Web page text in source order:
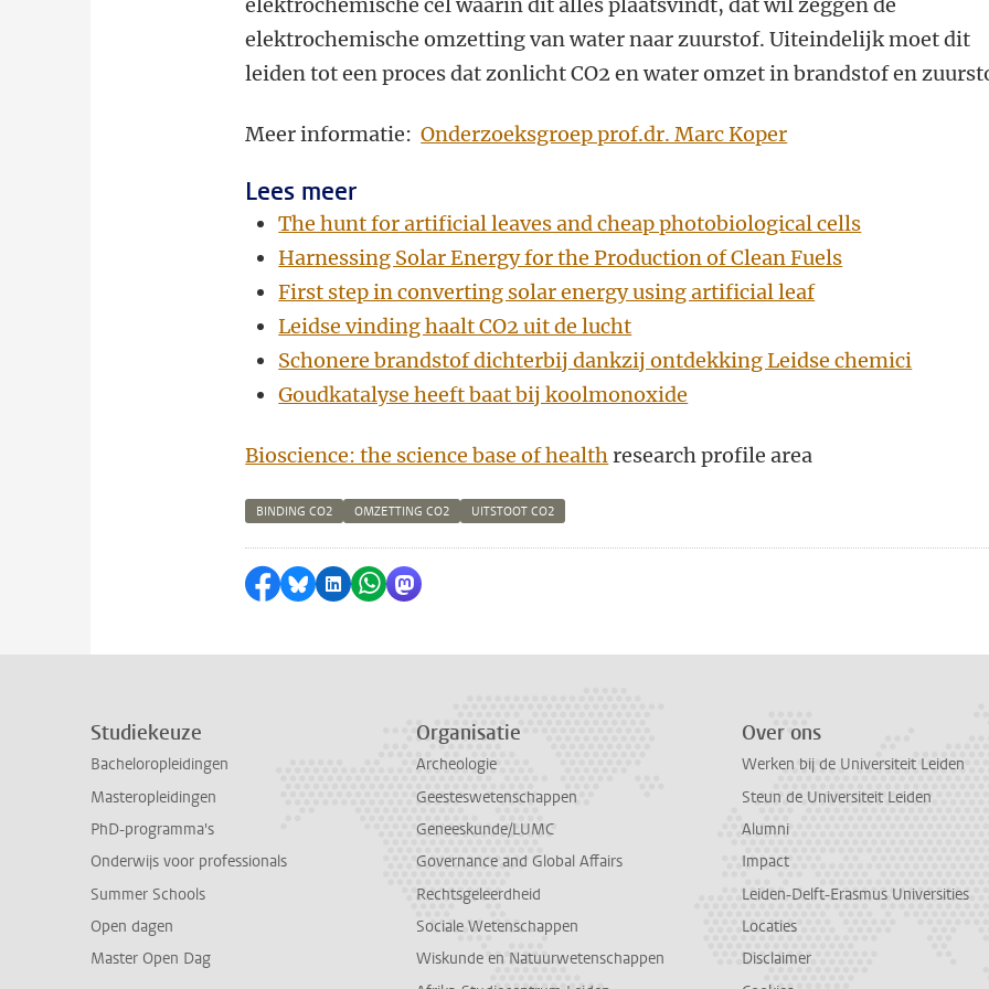
elektrochemische omzetting van water naar zuurstof. Uiteindelijk moet dit
leiden tot een proces dat zonlicht CO2 en water omzet in brandstof en
Meer informatie:Onderzoeksgroep prof.dr. Marc Koper
Lees meer
The hunt for artificial leaves and cheap photobiological cells
Harnessing Solar Energy for the Production of Clean Fuels
First step in converting solar energy using artificial leaf
Leidse vinding haalt CO2 uit de lucht
Schonere brandstof dichterbij dankzij ontdekking Leidse chemici
Goudkatalyse heeft baat bij koolmonoxide
Bioscience: the science base of healthresearch profile area
BINDING CO2 OMZETTING CO2 UITSTOOT CO2
Delen op Facebook
Delen via Bluesky
Delen op LinkedIn
Delen via WhatsApp
Delen via Mastodon
Studiekeuze
Bacheloropleidingen
Masteropleidingen
PhD-programma's
Onderwijs voor professionals
Summer Schools
Open dagen
Master Open Dag
Organisatie
Archeologie
Geesteswetenschappen
Geneeskunde/LUMC
Governance and Global Affairs
Rechtsgeleerdheid
Sociale Wetenschappen
Wiskunde en Natuurwetenschappen
Over ons
Werken bij de Universiteit Leiden
Steun de Universiteit Leiden
Alumni
Impact
Leiden-Delft-Erasmus Universities
Locaties
Disclaimer